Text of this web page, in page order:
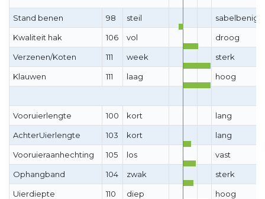
Stand benen 98 steil sabelbenig
Kwaliteit hak 106 vol droog
Verzenen/Koten 111 week sterk
Klauwen 111 laag hoog
Vooruierlengte 100 kort lang
AchterUierlengte 103 kort lang
Vooruieraanhechting 105 los vast
Ophangband 104 zwak sterk
Uierdiepte 110 diep hoog